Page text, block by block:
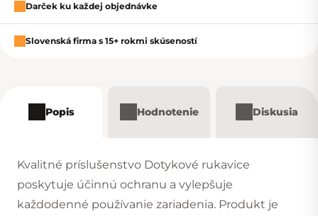
Darček ku každej objednávke
Slovenská firma s 15+ rokmi skúseností
Popis Hodnotenie Diskusia
Kvalitné príslušenstvo Dotykové rukavice
poskytuje účinnú ochranu a vylepšuje
každodenné používanie zariadenia. Produkt je